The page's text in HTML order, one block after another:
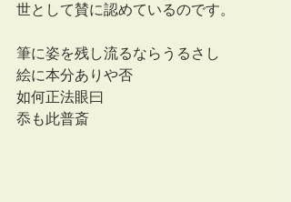
世として賛に認めているのです。
筆に姿を残し流るならうるさし
絵に本分ありや否
如何正法眼曰
忝も此普斎ゝゝ